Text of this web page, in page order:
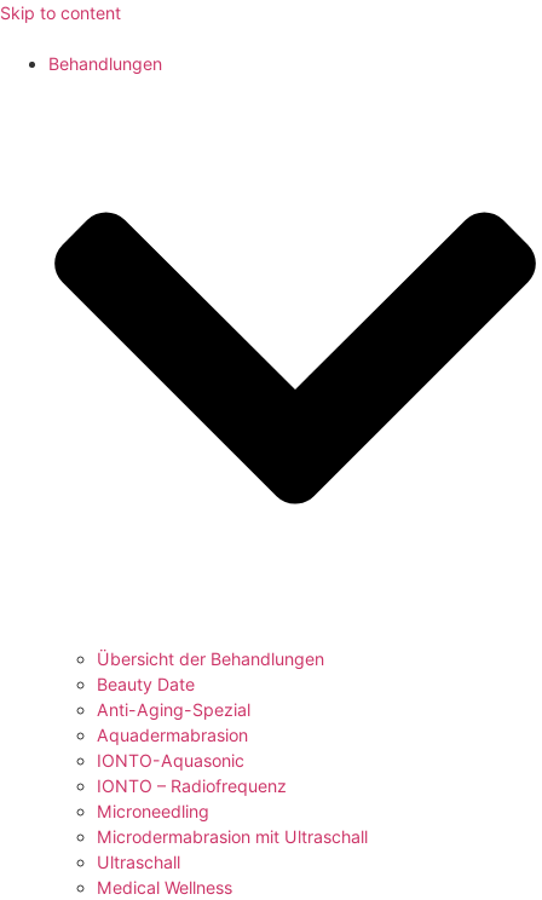
Skip to content
Behandlungen
Übersicht der Behandlungen
Beauty Date
Anti-Aging-Spezial
Aquadermabrasion
IONTO-Aquasonic
IONTO – Radiofrequenz
Microneedling
Microdermabrasion mit Ultraschall
Ultraschall
Medical Wellness